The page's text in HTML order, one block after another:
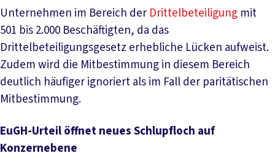
Unternehmen im Bereich der Drittelbeteiligung mit
501 bis 2.000 Beschäftigten, da das
Drittelbeteiligungsgesetz erhebliche Lücken aufweist.
Zudem wird die Mitbestimmung in diesem Bereich
deutlich häufiger ignoriert als im Fall der paritätischen
Mitbestimmung.
EuGH-Urteil öffnet neues Schlupfloch auf
Konzernebene